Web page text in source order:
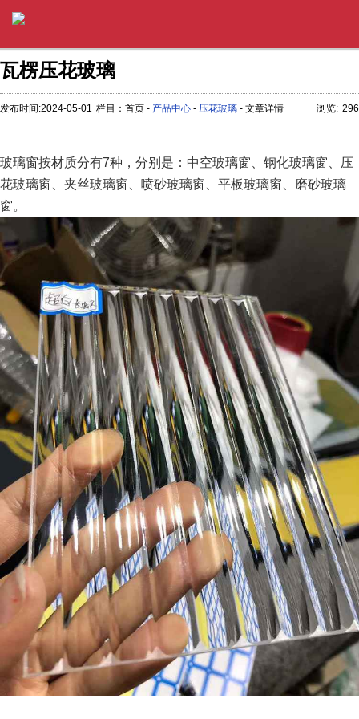
瓦楞压花玻璃
发布时间:2024-05-01 栏目：首页 - 产品中心 - 压花玻璃 - 文章详情 浏览: 296
玻璃窗按材质分有7种，分别是：中空玻璃窗、钢化玻璃窗、压
花玻璃窗、夹丝玻璃窗、喷砂玻璃窗、平板玻璃窗、磨砂玻璃
窗。